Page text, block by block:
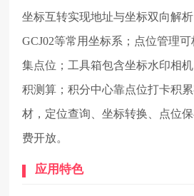
坐标互转实现地址与坐标双向解析
GCJ02等常用坐标系；点位管理
集点位；工具箱包含坐标水印相
积测算；积分中心靠点位打卡积
材，定位查询、坐标转换、点位
费开放。
应用特色